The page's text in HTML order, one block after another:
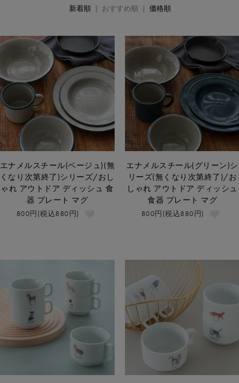
新着順| おすすめ順 | 価格順
エナメルスチール(ベージュ)(無
くなり次第終了)シリーズ/おし
ゃれ アウトドア ディッシュ 食
器 プレート マグ
800円(税込880円)
エナメルスチール(グリーン)シ
リーズ(無くなり次第終了)/お
しゃれ アウトドア ディッシュ
食器 プレート マグ
800円(税込880円)